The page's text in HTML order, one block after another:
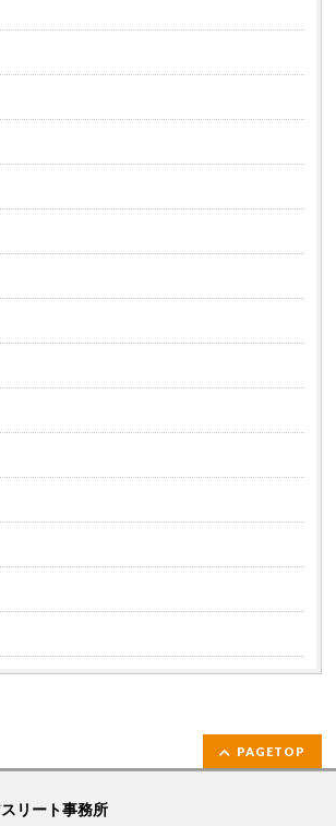
PAGETOP